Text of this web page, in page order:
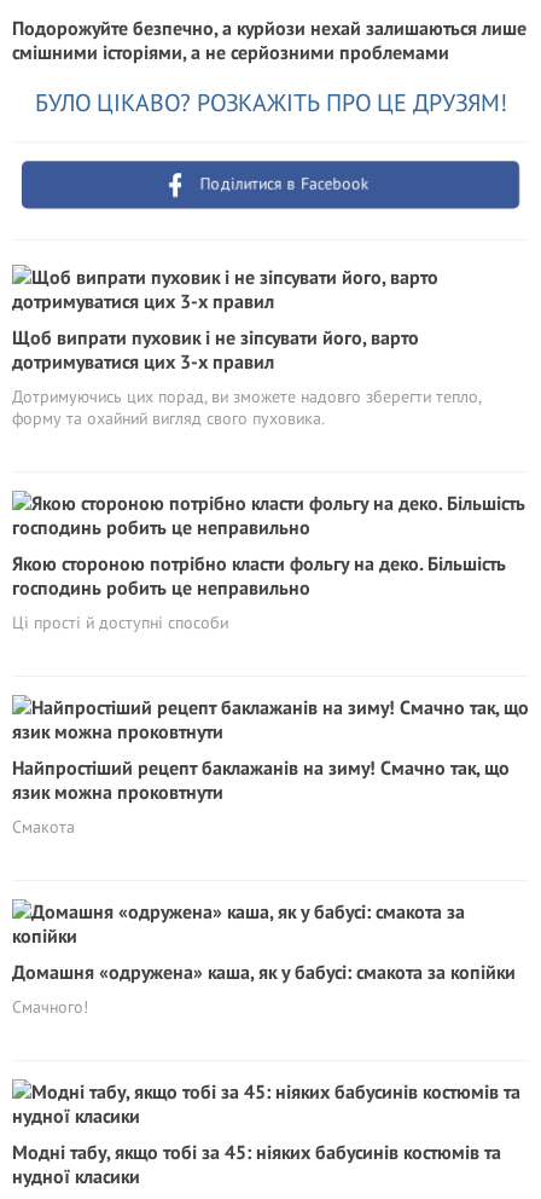
Подорожуйте безпечно, а курйози нехай залишаються лише
смішними історіями, а не серйозними проблемами
БУЛО ЦІКАВО? РОЗКАЖІТЬ ПРО ЦЕ ДРУЗЯМ!
Поділитися в Facebook
Щоб випрати пуховик і не зіпсувати його, варто
дотримуватися цих 3-х правил
Дотримуючись цих порад, ви зможете надовго зберегти тепло,
форму та охайний вигляд свого пуховика.
Якою стороною потрібно класти фольгу на деко. Більшість
господинь робить це неправильно
Ці прості й доступні способи
Найпростіший рецепт баклажанів на зиму! Смачно так, що
язик можна проковтнути
Смакота
Домашня «одружена» каша, як у бабусі: смакота за копійки
Смачного!
Модні табу, якщо тобі за 45: ніяких бабусинів костюмів та
нудної класики